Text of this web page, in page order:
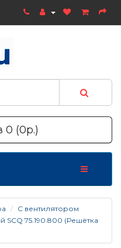
0 (0р.)
С вентилятором
SCQ 75.190.800 (Решётка